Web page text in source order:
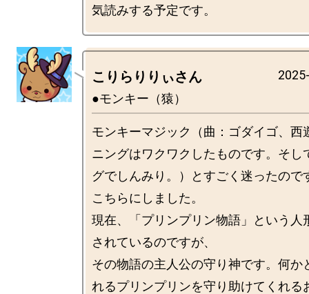
こりらりりぃさん
●モンキー（猿）
モンキーマジック（曲：ゴダイゴ、西
ニングはワクワクしたものです。そし
グでしんみり。）とすごく迷ったので
こちらにしました。
現在、「プリンプリン物語」という人
されているのですが、
その物語の主人公の守り神です。何か
れるプリンプリンを守り助けてくれる